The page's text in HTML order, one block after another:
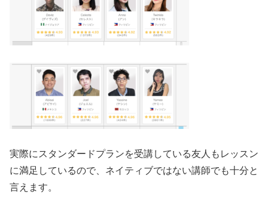
実際にスタンダードプランを受講している友人もレッスン
に満足しているので、ネイティブではない講師でも十分と
言えます。